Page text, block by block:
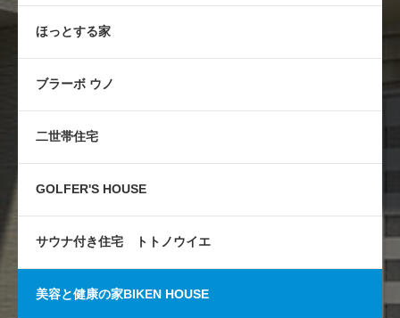
ほっとする家
ブラーボ ウノ
二世帯住宅
GOLFER'S HOUSE
サウナ付き住宅 トトノウイエ
美容と健康の家BIKEN HOUSE